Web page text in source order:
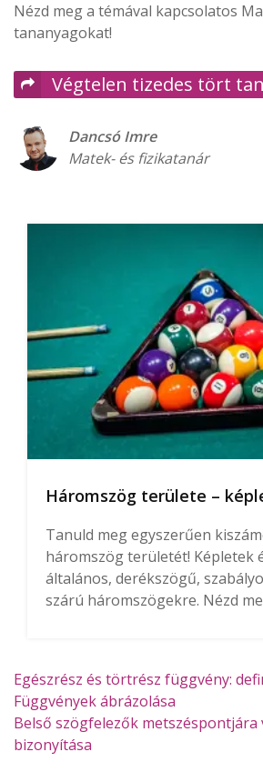
Nézd meg a témával kapcsolatos
tananyagokat!
Végtelen tizedes tört
Dancsó Imre
Matek- és fizikatanár
Háromszög területe –
Tanuld meg egyszerűen
háromszög területét! Képletek
általános, derékszögű,
szárú háromszögekre. Nézd
Egészrész és törtrész függvény:
Függvények ábrázolása
Belső szögfelezők
bizonyítása